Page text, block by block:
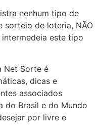
nenhum tipo de
sorteio de loteria, NÃO
este tipo
Net Sorte é
dicas e
associados
do Brasil e do Mundo
por livre e